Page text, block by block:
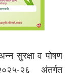
सुरक्षा व पोषण
२६ अंतर्गत